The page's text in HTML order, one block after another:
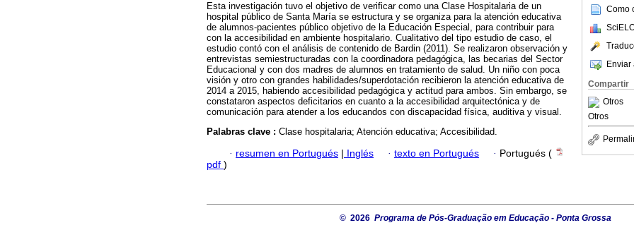
Como
Enviar
Compartir
Otros
Otros
Esta investigación tuvo el objetivo de verificar como una Clase Hospitalaria de un
hospital público de Santa María se estructura y se organiza para la atención educativa
de alumnos-pacientes público objetivo de la Educación Especial, para contribuir para
con la accesibilidad en ambiente hospitalario. Cualitativo del tipo estudio de caso, el
estudio contó con el análisis de contenido de Bardin (2011). Se realizaron observación y
entrevistas semiestructuradas con la coordinadora pedagógica, las becarias del Sector
Educacional y con dos madres de alumnos en tratamiento de salud. Un niño con poca
visión y otro con grandes habilidades/superdotación recibieron la atención educativa de
2014 a 2015, habiendo accesibilidad pedagógica y actitud para ambos. Sin embargo, se
constataron aspectos deficitarios en cuanto a la accesibilidad arquitectónica y de
comunicación para atender a los educandos con discapacidad física, auditiva y visual.
Palabras clave : Clase hospitalaria; Atención educativa; Accesibilidad.
· resumen en Portugués | Inglés · texto en Portugués · Portugués (
pdf )
© 2026 Programa de Pós-Graduação em Educação - Ponta Grossa